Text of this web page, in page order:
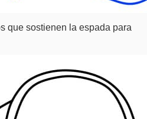
que sostienen la espada para